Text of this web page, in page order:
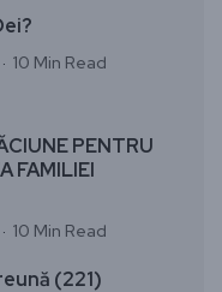
10 Min Read
PENTRU
FAMILIEI
10 Min Read
(221)